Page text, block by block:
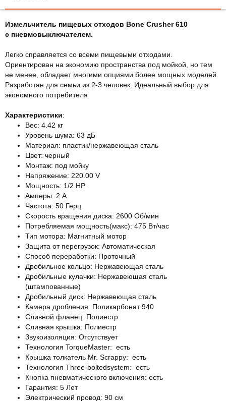
Измельчитель пищевых отходов Bone Crusher 610
с пневмовыключателем.
Легко справляется со всеми пищевыми отходами.
Ориентирован на экономию пространства под мойкой, но тем
не менее, обладает многими опциями более мощных моделей.
Разработан для семьи из 2-3 человек. Идеальный выбор для
экономного потребителя
Характеристики:
Вес: 4.42 кг
Уровень шума: 63 дБ
Материал: пластик/нержавеющая сталь
Цвет: черный
Монтаж: под мойку
Напряжение: 220.00 V
Мощность: 1/2 HP
Амперы: 2 А
Частота: 50 Герц
Скорость вращения диска: 2600 Об/мин
Потребляемая мощность(макс): 475 Вт/час
Тип мотора: Магнитный мотор
Защита от перегрузок: Автоматическая
Способ переработки: Проточный
Дробильное кольцо: Нержавеющая сталь
Дробильные кулачки: Нержавеющая сталь
(штампованные)
Дробильный диск: Нержавеющая сталь
Камера дробления: Поликарбонат 940
Сливной фланец: Полиестр
Сливная крышка: Полиестр
Звукоизоляция: Отсутствует
Технология TorqueMaster: есть
Крышка толкатель Мr. Scrappy: есть
Технология Three-boltedsystem: есть
Кнопка пневматического включения: есть
Гарантия: 5 Лет
Электрический провод: 90 см